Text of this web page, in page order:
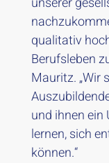
qualitativ
Berufsleben
Mauritz. „Wir
und ihnen ein
lernen, sich
können.“